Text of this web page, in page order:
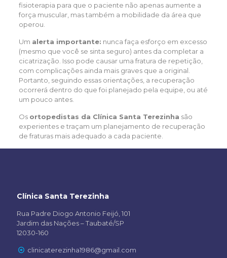
fisioterapia para que o paciente não apenas aumente a
força muscular, mas também a mobilidade da área que
operou.
Um alerta importante: nunca faça esforço em excesso
(mesmo que você se sinta seguro) antes da completar a
cicatrização. Isso pode causar uma fratura de repetição,
com complicações ainda mais graves que a original.
Portanto, seguindo essas orientações, a recuperação
ocorrerá dentro do que foi planejado pela equipe, ou até
um pouco antes.
Os ortopedistas da Clínica Santa Terezinha são
experientes e traçam um planejamento de recuperação
de fraturas mais adequado a cada paciente.
Clínica Santa Terezinha
Rua Padre Diogo Antonio Feijó, 101
Jardim das Nações – Taubaté/SP
12030-160
clinicaterezinha1986@gmail.com